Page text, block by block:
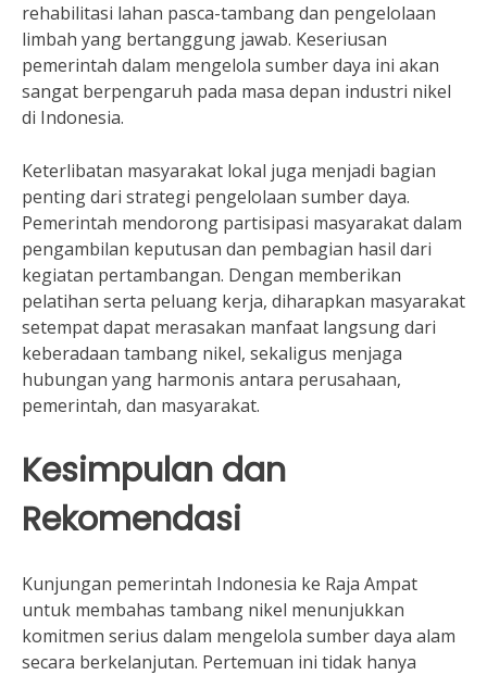
rehabilitasi lahan pasca-tambang dan pengelolaan
limbah yang bertanggung jawab. Keseriusan
pemerintah dalam mengelola sumber daya ini akan
sangat berpengaruh pada masa depan industri nikel
di Indonesia.
Keterlibatan masyarakat lokal juga menjadi bagian
penting dari strategi pengelolaan sumber daya.
Pemerintah mendorong partisipasi masyarakat dalam
pengambilan keputusan dan pembagian hasil dari
kegiatan pertambangan. Dengan memberikan
pelatihan serta peluang kerja, diharapkan masyarakat
setempat dapat merasakan manfaat langsung dari
keberadaan tambang nikel, sekaligus menjaga
hubungan yang harmonis antara perusahaan,
pemerintah, dan masyarakat.
Kesimpulan dan
Rekomendasi
Kunjungan pemerintah Indonesia ke Raja Ampat
untuk membahas tambang nikel menunjukkan
komitmen serius dalam mengelola sumber daya alam
secara berkelanjutan. Pertemuan ini tidak hanya